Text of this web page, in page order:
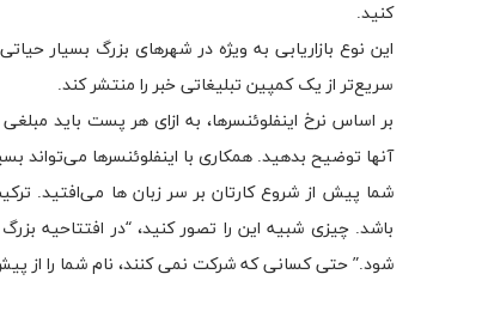
کنید.
این نوع بازاریابی به ویژه در شهرهای بزرگ بسیار
سریع‌تر از یک کمپین تبلیغاتی خبر را منتشر کند.
بر اساس نرخ اینفلوئنسرها، به ازای هر پست باید
آنها توضیح بدهید. همکاری با اینفلوئنسرها
شما پیش از شروع کارتان بر سر زبان ها می‌افتید.
باشد. چیزی شبیه این را تصور کنید، “در افتتاحیه
شود.” حتی کسانی که شرکت نمی کنند، نام شما را از